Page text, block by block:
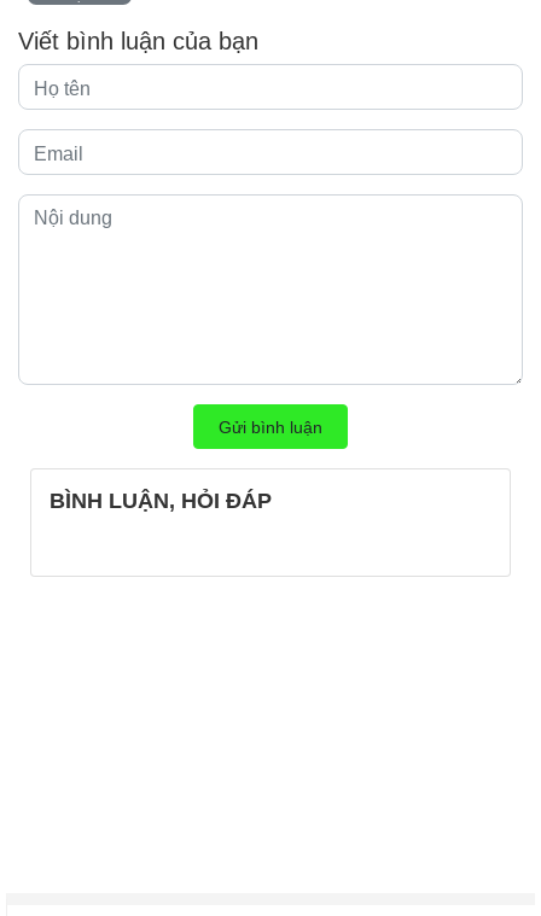
Viết bình luận của bạn
Gửi bình luận
BÌNH LUẬN, HỎI ĐÁP